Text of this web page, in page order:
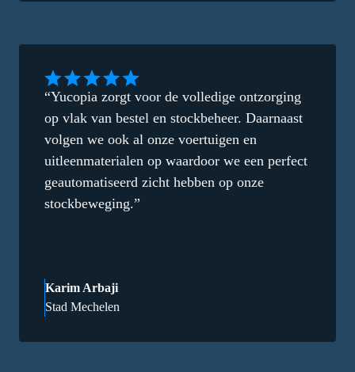
“Yucopia zorgt voor de volledige ontzorging
op vlak van bestel en stockbeheer. Daarnaast
volgen we ook al onze voertuigen en
uitleenmaterialen op waardoor we een perfect
geautomatiseerd zicht hebben op onze
stockbeweging.”
Karim Arbaji
Stad Mechelen